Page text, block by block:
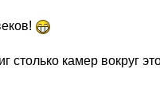
столько камер вокруг